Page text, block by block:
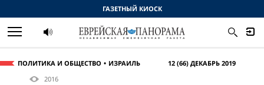
ПОЛИТИКА И ОБЩЕСТВО ИЗРАИЛЬ
12 (66) ДЕКАБРЬ 2019
2016
ГАЗЕТНЫЙ КИОСК